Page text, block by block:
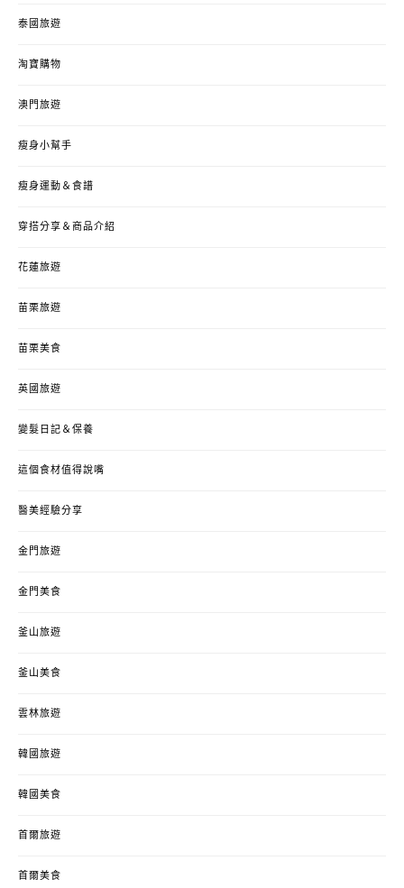
泰國旅遊
淘寶購物
澳門旅遊
瘦身小幫手
瘦身運動＆食譜
穿搭分享＆商品介紹
花蓮旅遊
苗栗旅遊
苗栗美食
英國旅遊
變髮日記＆保養
這個食材值得說嘴
醫美經驗分享
金門旅遊
金門美食
釜山旅遊
釜山美食
雲林旅遊
韓國旅遊
韓國美食
首爾旅遊
首爾美食